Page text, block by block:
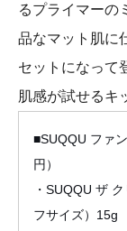
るプライマーの
品なマット肌に
セットになって
肌感が試せるキ
■SUQQU ファ
円）
・SUQQU ザ
フサイズ）15g